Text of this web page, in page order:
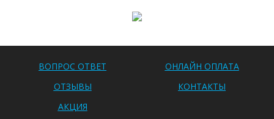
ВОПРОС ОТВЕТ
ОНЛАЙН ОПЛАТА
ОТЗЫВЫ
КОНТАКТЫ
АКЦИЯ